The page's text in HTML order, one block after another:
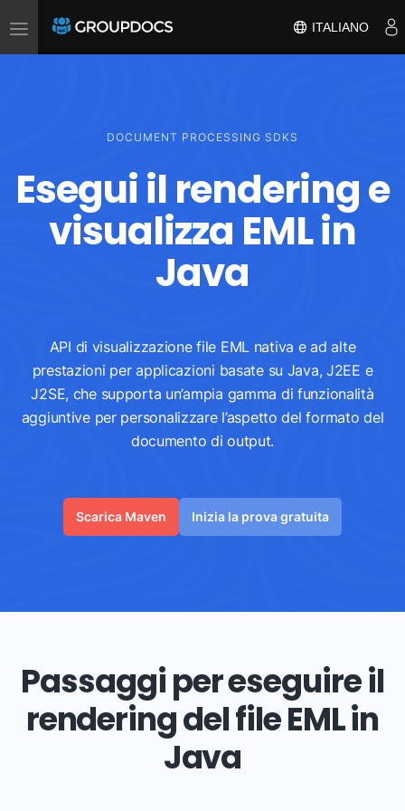
Toggle
navigation
ITALIANO
DOCUMENT PROCESSING SDKS
Esegui il rendering e
visualizza EML in
Java
API di visualizzazione file EML nativa e ad alte
prestazioni per applicazioni basate su Java, J2EE e
J2SE, che supporta un’ampia gamma di funzionalità
aggiuntive per personalizzare l’aspetto del formato del
documento di output.
Scarica Maven Inizia la prova gratuita
Passaggi per eseguire il
rendering del file EML in
Java